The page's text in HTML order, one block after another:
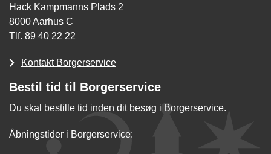
Hack Kampmanns Plads 2
8000 Aarhus C
Tlf. 89 40 22 22
Kontakt Borgerservice
Bestil tid til Borgerservice
Du skal bestille tid inden dit besøg i Borgerservice.
Åbningstider i Borgerservice: